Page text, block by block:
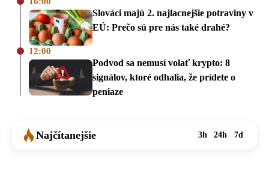
Slováci majú 2. najlacnejšie potraviny v
EÚ: Prečo sú pre nás také drahé?
12:00
Podvod sa nemusí volať krypto: 8
signálov, ktoré odhalia, že prídete o
peniaze
Najčítanejšie 3h 24h 7d